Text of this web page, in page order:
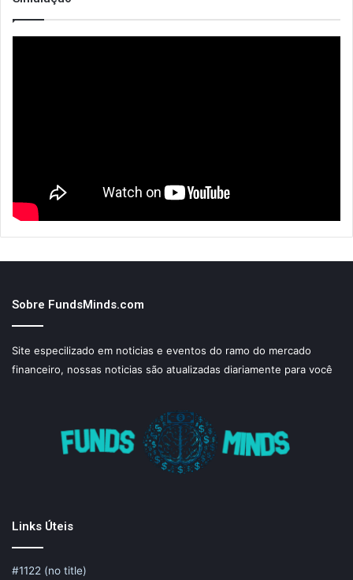
Sobre FundsMinds.com
Site especilizado em noticias e eventos do ramo do mercado
financeiro, nossas noticias são atualizadas diariamente para você
Links Úteis
#1122 (no title)